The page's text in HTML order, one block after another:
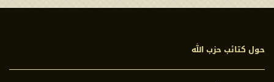
حول كتائب حزب الله